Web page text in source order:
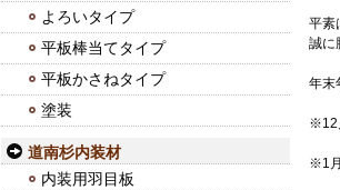
よろいタイプ
平板棒当てタイプ
平板かさねタイプ
塗装
道南杉内装材
内装用羽目板
平素
誠に
年
※12
※1